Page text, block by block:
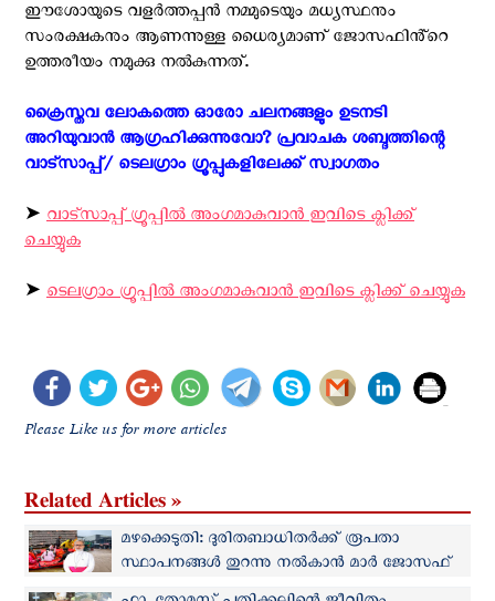
ഈശോയുടെ വളർത്തപ്പൻ നമ്മുടെയും മധ്യസ്ഥനും
സംരക്ഷകനും ആണന്നുള്ള ധൈര്യമാണ് ജോസഫിൻ്റെ
ഉത്തരീയം നമുക്കു നൽകുന്നത്.
ക്രൈസ്തവ ലോകത്തെ ഓരോ ചലനങ്ങളും ഉടനടി
അറിയുവാന്‍ ആഗ്രഹിക്കുന്നുവോ? പ്രവാചക ശബ്ദത്തിന്റെ
വാട്സാപ്പ്/ ടെലഗ്രാം ഗ്രൂപ്പുകളിലേക്ക് സ്വാഗതം ‍
➤ വാട്സാപ്പ് ഗ്രൂപ്പിൽ അംഗമാകുവാൻ ഇവിടെ ക്ലിക്ക്
ചെയ്യുക
➤ ടെലഗ്രാം ഗ്രൂപ്പിൽ അംഗമാകുവാൻ ഇവിടെ ക്ലിക്ക് ചെയ്യുക
Please Like us for more articles
Related Articles »
മഴക്കെടുതി: ദുരിതബാധിതർക്ക് രൂപതാ
സ്ഥാപനങ്ങൾ തുറന്നു നല്‍കാന്‍ മാർ ജോസഫ്
കല്ലറങ്ങാട്ടിന്റെ നിര്‍ദേശം